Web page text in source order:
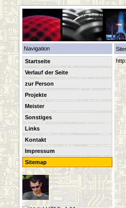
Navigation
Startseite
Verlauf der Seite
zur Person
Projekte
Meister
Sonstiges
Links
Kontakt
Impressum
Sitemap